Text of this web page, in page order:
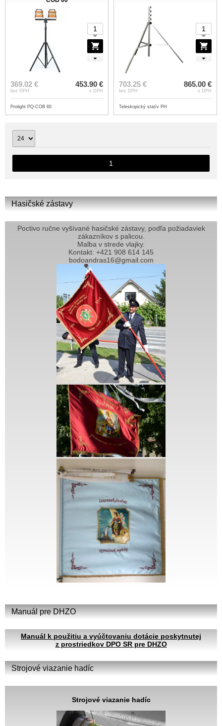
Hasičské zástavy
Poctivo ručne vyšívané hasičské zástavy, podľa požiadaviek
zákazníkov s palicou.
Malba v strede vlajky.
Kontakt: +421 908 614 145
bodoandras16@gmail.com
Manuál pre DHZO
Manuál k použitiu a vyúčtovaniu dotácie poskytnutej
z prostriedkov DPO SR pre DHZO
Strojové viazanie hadíc
Strojové viazanie hadíc
369.02 €
bez DPH
453.90 €
s DPH
Prolight PQ-COB 60
703.25 €
bez DPH
865.00 €
s DPH
Teleskopický statív PH
1